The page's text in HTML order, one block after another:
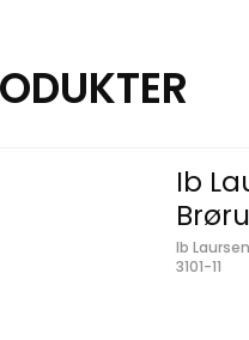
Ib
Ib Laursen
3101-11